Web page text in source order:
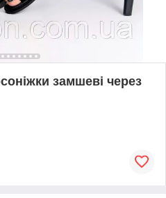
замшеві через